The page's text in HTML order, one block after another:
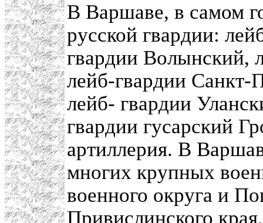
В Варшаве, в самом
русской гвардии:
гвардии Волынский,
лейб-гвардии Санкт-
лейб- гвардии
гвардии гусарский
артиллерия. В
многих крупных
военного округа и
Привислинского